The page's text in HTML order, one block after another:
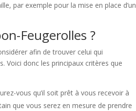
par exemple pour la mise en place d’un
Feugerolles ?
afin de trouver celui qui
Voici donc les principaux critères que
vous qu’il soit prêt à vous recevoir à
que vous serez en mesure de prendre